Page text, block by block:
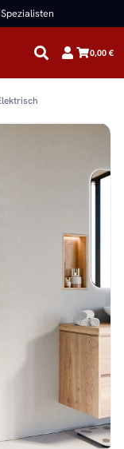
0,00 €